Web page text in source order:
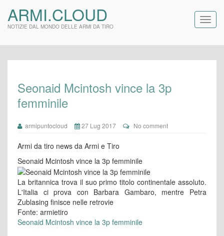
ARMI.CLOUD
NOTIZIE DAL MONDO DELLE ARMI DA TIRO
Seonaid Mcintosh vince la 3p
femminile
armipuntocloud 27 Lug 2017 No comment
Armi da tiro news da Armi e Tiro
Seonaid Mcintosh vince la 3p femminile
La britannica trova il suo primo titolo continentale assoluto.
L'Italia ci prova con Barbara Gambaro, mentre Petra
Zublasing finisce nelle retrovie
Fonte: armietiro
Seonaid Mcintosh vince la 3p femminile